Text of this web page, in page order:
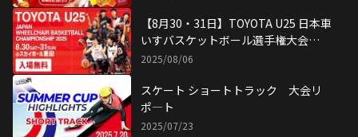
【8月30・31日】TOYOTA U25 日本車
いすバスケットボール選手権大会
2025、とよたスポーツフェスティバ
2025/08/06
スケート ショートトラック 大会リ
ポ―ト
2025/07/23